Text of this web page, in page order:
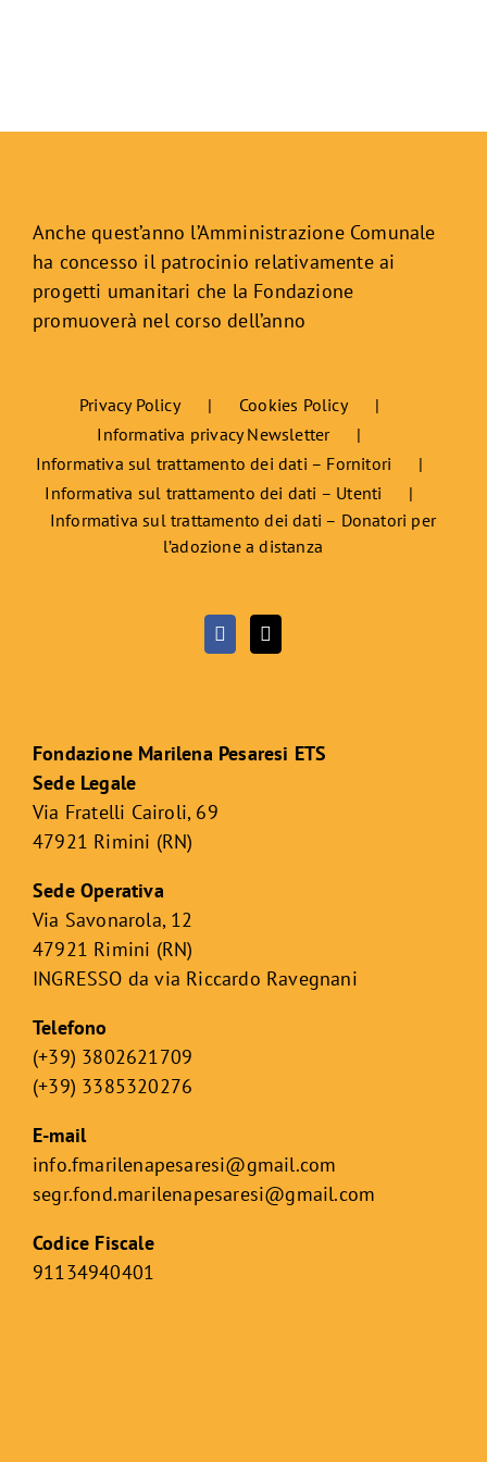
Anche quest’anno l’Amministrazione Comunale
ha concesso il patrocinio relativamente ai
progetti umanitari che la Fondazione
promuoverà nel corso dell’anno
Privacy Policy
Cookies Policy
Informativa privacy Newsletter
Informativa sul trattamento dei dati – Fornitori
Informativa sul trattamento dei dati – Utenti
Informativa sul trattamento dei dati – Donatori per
l’adozione a distanza
Fondazione Marilena Pesaresi ETS
Sede Legale
Via Fratelli Cairoli, 69
47921 Rimini (RN)
Sede Operativa
Via Savonarola, 12
47921 Rimini (RN)
INGRESSO da via Riccardo Ravegnani
Telefono
(+39) 3802621709
(+39) 3385320276
E-mail
info.fmarilenapesaresi@gmail.com
segr.fond.marilenapesaresi@gmail.com
Codice Fiscale
91134940401